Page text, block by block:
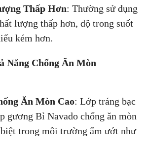
Thấp Hơn: Thường sử dụng
lượng thấp hơn, độ trong suốt
kém hơn.
Năng Chống Ăn Mòn
Ăn Mòn Cao: Lớp tráng bạc
gương Bỉ Navado chống ăn mòn
trong môi trường ẩm ướt như